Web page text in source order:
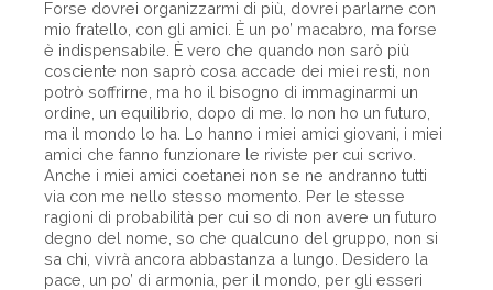
Forse dovrei organizzarmi di più, dovrei parlarne con
mio fratello, con gli amici. È un po’ macabro, ma forse
è indispensabile. È vero che quando non sarò più
cosciente non saprò cosa accade dei miei resti, non
potrò soffrirne, ma ho il bisogno di immaginarmi un
ordine, un equilibrio, dopo di me. Io non ho un futuro,
ma il mondo lo ha. Lo hanno i miei amici giovani, i miei
amici che fanno funzionare le riviste per cui scrivo.
Anche i miei amici coetanei non se ne andranno tutti
via con me nello stesso momento. Per le stesse
ragioni di probabilità per cui so di non avere un futuro
degno del nome, so che qualcuno del gruppo, non si
sa chi, vivrà ancora abbastanza a lungo. Desidero la
pace, un po’ di armonia, per il mondo, per gli esseri